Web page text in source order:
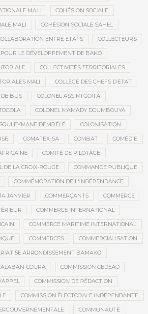
MALI COHÉSION SOCIALE
MALI COHÉSION SOCIALE SAHEL
ENTRE ETATS COLLECTEURS
POUR LE DÉVELOPPEMENT DE BAKO
COLLECTIVITÉS TERRITORIALES
MALI COLLÈGE DES CHEFS D’ÉTAT
DE BUS COLONEL ASSIMI GOÏTA
COLONEL MAMADY DOUMBOUYA
DEMBÉLÉ COLONISATION
COMATEX-SA COMBAT COMÉDIE
COMITÉ DE PILOTAGE
DE LA CROIX-ROUGE COMMANDE PUBLIQUE
COMMÉMORATION DE L'INDÉPENDANCE
JANVIER COMMERÇANTS COMMERCE
COMMERCE INTERNATIONAL
COMMERCE MARITIME INTERNATIONAL
COMMERCES COMMERCIALISATION
5E ARRONDISSEMENT BAMAKO
COURA COMMISSION CEDEAO
COMMISSION DE RÉDACTION
COMMISSION ÉLECTORALE INDÉPENDANTE
COMMUNAUTÉ